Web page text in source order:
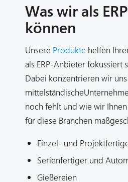
Was wir als
können
Unsere Produkte helfen
als ERP-Anbieter fokussiert
Dabei konzentrieren wir
noch fehlt und wie wir
für diese Branchen
Einzel- und
Serienfertiger und
Gießereien